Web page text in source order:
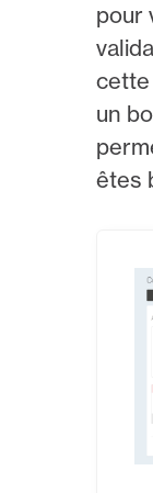
pour
cette
un
êtes